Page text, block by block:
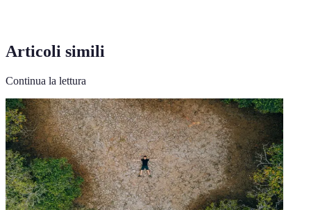
Articoli simili
Continua la lettura